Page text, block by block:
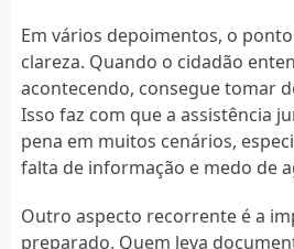
Em vários depoimentos, o
clareza. Quando o cidadão
acontecendo, consegue tomar
Isso faz com que a assistência
pena em muitos cenários,
falta de informação e medo de
Outro aspecto recorrente é a
preparado. Quem leva